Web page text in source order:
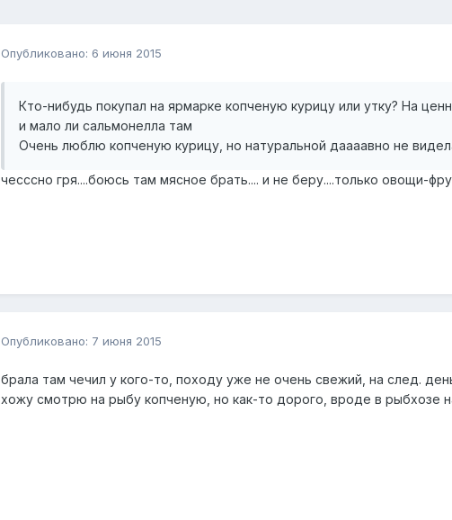
Опубликовано: 6 июня 2015
Кто-нибудь покупал на ярмарке копченую курицу или утку? На
и мало ли сальмонелла там
Очень люблю копченую курицу, но натуральной даааавно не
чесссно гря....боюсь там мясное брать.... и не беру....только овощи-
Опубликовано: 7 июня 2015
брала там чечил у кого-то, походу уже не очень свежий, на след.
хожу смотрю на рыбу копченую, но как-то дорого, вроде в рыбхозе